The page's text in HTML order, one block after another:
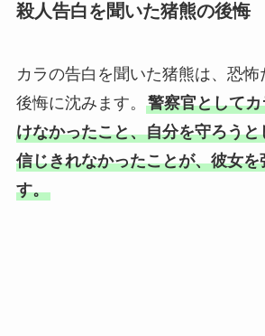
殺人告白を聞いた猪熊の後悔
カラの告白を聞いた猪熊は、恐
後悔に沈みます。 警察官として
けなかったこと、自分を守ろう
信じきれなかったことが、彼女
す。